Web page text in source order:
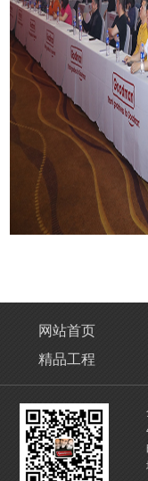
网站首页
精品工程